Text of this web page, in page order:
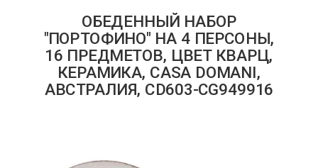
ОБЕДЕННЫЙ НАБОР
"ПОРТОФИНО" НА 4 ПЕРСОНЫ,
16 ПРЕДМЕТОВ, ЦВЕТ КВАРЦ,
КЕРАМИКА, CASA DOMANI,
АВСТРАЛИЯ, CD603-CG949916